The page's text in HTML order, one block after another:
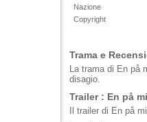
Nazione
Copyright
Trama e
La trama di En på
disagio.
Trailer : En på
Il trailer di En på